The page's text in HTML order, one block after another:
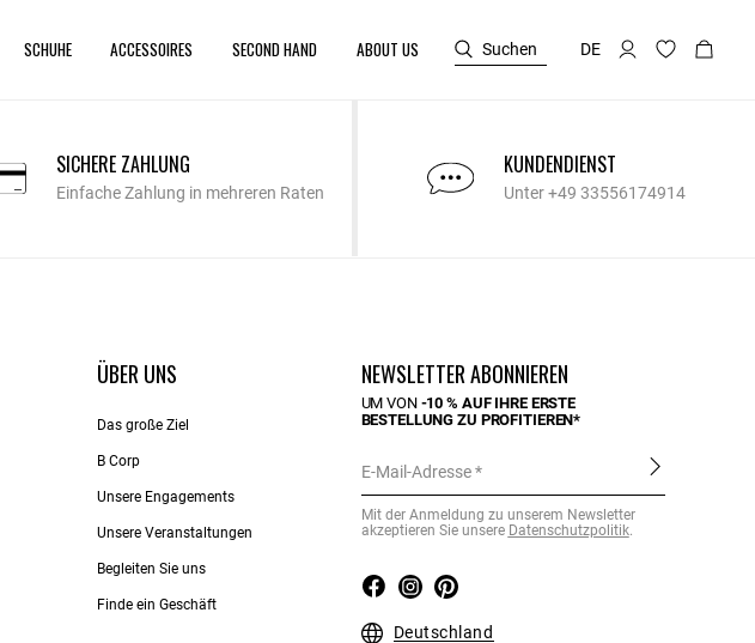
SCHUHE ACCESSOIRES SECOND HAND ABOUT US Suchen DE
SICHERE ZAHLUNG
Einfache Zahlung in mehreren Raten
KUNDENDIENST
Unter +49 33556174914
ÜBER UNS
Das große Ziel
B Corp
Unsere Engagements
Unsere Veranstaltungen
Begleiten Sie uns
Finde ein Geschäft
NEWSLETTER ABONNIEREN
UM VON -10 % AUF IHRE ERSTE
BESTELLUNG ZU PROFITIEREN*
E-Mail-Adresse
Mit der Anmeldung zu unserem Newsletter
akzeptieren Sie unsere Datenschutzpolitik.
Deutschland